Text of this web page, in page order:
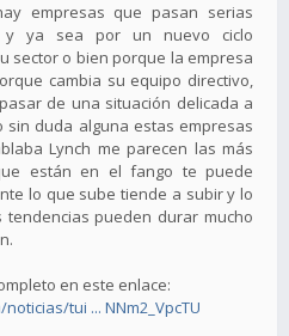
empresas que pasan serias
y ya sea por un nuevo ciclo
sector o bien porque la empresa
cambia su equipo directivo,
de una situación delicada a
duda alguna estas empresas
Lynch me parecen las más
están en el fango te puede
lo que sube tiende a subir y lo
pueden durar mucho
en este enlace:
tui ... NNm2_VpcTU